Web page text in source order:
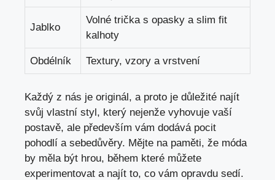
Jablko
Volné trička s opasky a slim fit
kalhoty
Obdélník Textury, vzory a vrstvení
Každý z nás je originál, a proto je důležité najít
svůj vlastní styl, který nejenže vyhovuje vaší
postavě, ale především vám dodává pocit
pohodlí a sebedůvěry. Mějte na paměti, že móda
by měla být hrou, během které můžete
experimentovat a najít to, co vám opravdu sedí.